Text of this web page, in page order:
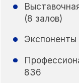
(8 залов)
836